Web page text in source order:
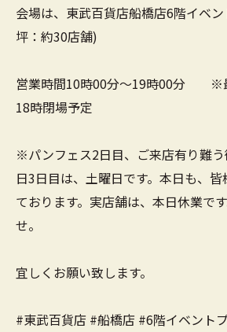
会場は、東武百貨店船橋店6階イベ
坪：約30店舗)
営業時間10時00分～19時00分 ※
18時閉場予定
※パンフェス2日目、ご来店有り難
日3日目は、土曜日です。本日も、
ております。実店舗は、本日休業で
せ。
宜しくお願い致します。
#東武百貨店 #船橋店 #6階イベント